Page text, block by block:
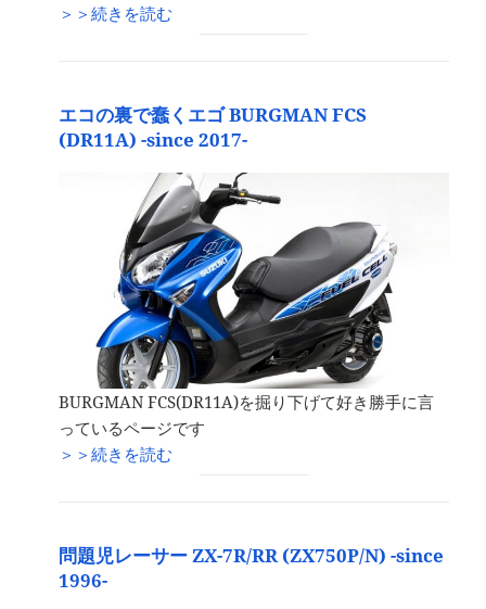
＞＞続きを読む
エコの裏で蠢くエゴ BURGMAN FCS
(DR11A) -since 2017-
BURGMAN FCS(DR11A)を掘り下げて好き勝手に言
っているページです
＞＞続きを読む
問題児レーサー ZX-7R/RR (ZX750P/N) -since
1996-